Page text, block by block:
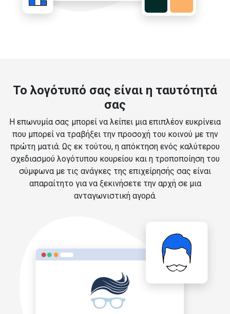
Το λογότυπό σας είναι η ταυτότητά
σας
Η επωνυμία σας μπορεί να λείπει μια επιπλέον ευκρίνεια
που μπορεί να τραβήξει την προσοχή του κοινού με την
πρώτη ματιά. Ως εκ τούτου, η απόκτηση ενός καλύτερου
σχεδιασμού λογότυπου κουρείου και η τροποποίηση του
σύμφωνα με τις ανάγκες της επιχείρησής σας είναι
απαραίτητο για να ξεκινήσετε την αρχή σε μια
ανταγωνιστική αγορά.